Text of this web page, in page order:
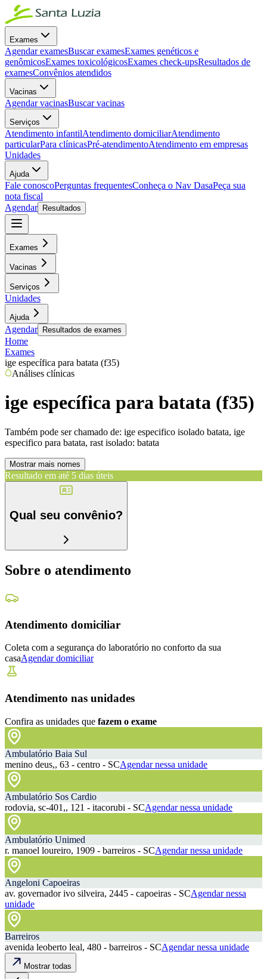
Exames
Agendar examesBuscar examesExames genéticos e
genômicosExames toxicológicosExames check-upsResultados de
examesConvênios atendidos
Vacinas
Agendar vacinasBuscar vacinas
Serviços
Atendimento infantilAtendimento domiciliarAtendimento
particularPara clínicasPré-atendimentoAtendimento em empresas
Unidades
Ajuda
Fale conoscoPerguntas frequentesConheça o Nav DasaPeça sua
nota fiscal
Agendar
Resultados
Exames
Vacinas
Serviços
Unidades
Ajuda
Agendar Resultados de exames
Home
Exames
ige específica para batata (f35)
Análises clínicas
ige específica para batata (f35)
Também pode ser chamado de: ige especifico isolado batata, ige
especifico para batata, rast isolado: batata
Mostrar mais nomes
Resultado em até 5 dias úteis
Qual seu convênio?
Sobre o atendimento
Atendimento domiciliar
Coleta com a segurança do laboratório no conforto da sua
casaAgendar domiciliar
Atendimento nas unidades
Confira as unidades que fazem o exame
Ambulatório Baia Sul
menino deus,, 63 - centro - SCAgendar nessa unidade
Ambulatório Sos Cardio
rodovia, sc-401,, 121 - itacorubi - SCAgendar nessa unidade
Ambulatório Unimed
r. manoel loureiro, 1909 - barreiros - SCAgendar nessa unidade
Angeloni Capoeiras
av. governador ivo silveira, 2445 - capoeiras - SCAgendar nessa
unidade
Barreiros
avenida leoberto leal, 480 - barreiros - SCAgendar nessa unidade
Mostrar todas